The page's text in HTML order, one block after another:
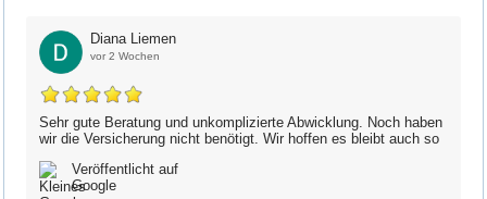
Diana Liemen
vor 2 Wochen
Sehr gute Beratung und unkomplizierte Abwicklung. Noch haben
wir die Versicherung nicht benötigt. Wir hoffen es bleibt auch so
Veröffentlicht auf
Google